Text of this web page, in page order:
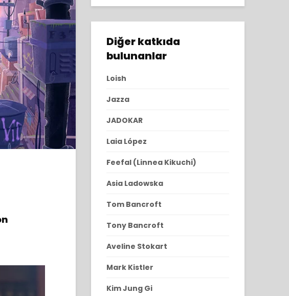
Diğer katkıda
bulunanlar
Loish
Jazza
JADOKAR
Laia López
Feefal (Linnea Kikuchi)
Asia Ladowska
Tom Bancroft
Tony Bancroft
Aveline Stokart
Mark Kistler
Kim Jung Gi